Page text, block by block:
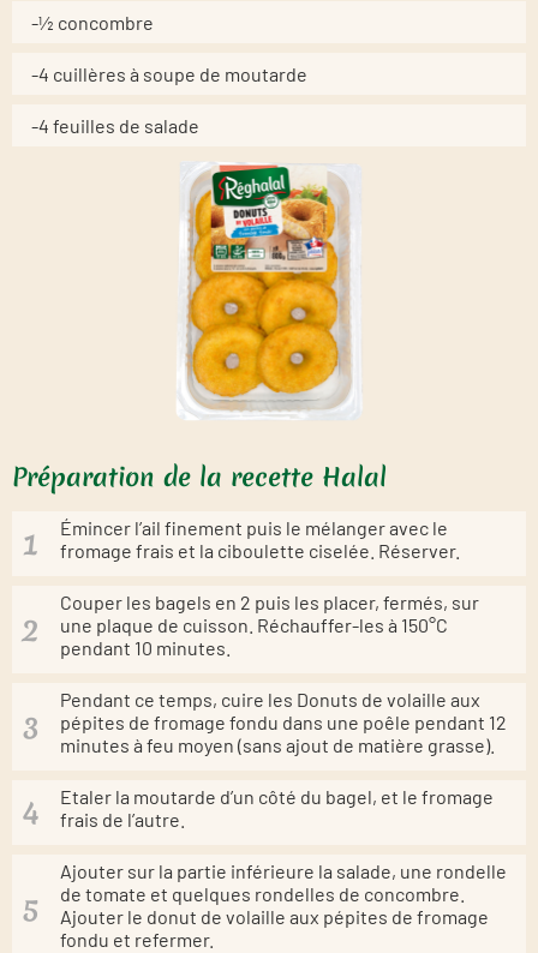
-½ concombre
-4 cuillères à soupe de moutarde
-4 feuilles de salade
Préparation de la recette Halal
Émincer l’ail finement puis le mélanger avec le
fromage frais et la ciboulette ciselée. Réserver.
Couper les bagels en 2 puis les placer, fermés, sur
une plaque de cuisson. Réchauffer-les à 150°C
pendant 10 minutes.
Pendant ce temps, cuire les Donuts de volaille aux
pépites de fromage fondu dans une poêle pendant 12
minutes à feu moyen (sans ajout de matière grasse).
Etaler la moutarde d’un côté du bagel, et le fromage
frais de l’autre.
Ajouter sur la partie inférieure la salade, une rondelle
de tomate et quelques rondelles de concombre.
Ajouter le donut de volaille aux pépites de fromage
fondu et refermer.